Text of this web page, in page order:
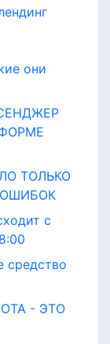
они
ТОЛЬКО
ОШИБОК
с
средство
- ЭТО